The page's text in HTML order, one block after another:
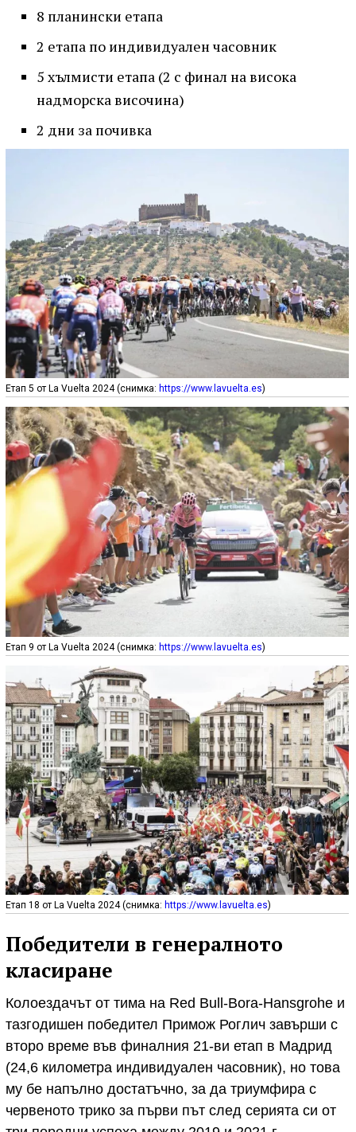
8 планински етапа
2 етапа по индивидуален часовник
5 хълмисти етапа (2 с финал на висока
надморска височина)
2 дни за почивка
Етап 5 от La Vuelta 2024 (снимка: https://www.lavuelta.es)
Етап 9 от La Vuelta 2024 (снимка: https://www.lavuelta.es)
Етап 18 от La Vuelta 2024 (снимка: https://www.lavuelta.es)
Победители в генералното
класиране
Колоездачът от тима на Red Bull-Bora-Hansgrohe и
тазгодишен победител Примож Роглич завърши с
второ време във финалния 21-ви етап в Мадрид
(24,6 километра индивидуален часовник), но това
му бе напълно достатъчно, за да триумфира с
червеното трико за първи път след серията си от